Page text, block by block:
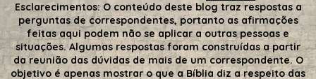
Esclarecimentos:O conteúdo deste blog traz respostas a
perguntas de correspondentes, portanto as afirmações
feitas aqui podem não se aplicar a outras pessoas e
situações. Algumas respostas foram construídas a partir
da reunião das dúvidas de mais de um correspondente. O
objetivo é apenas mostrar o que a Bíblia diz a respeito das